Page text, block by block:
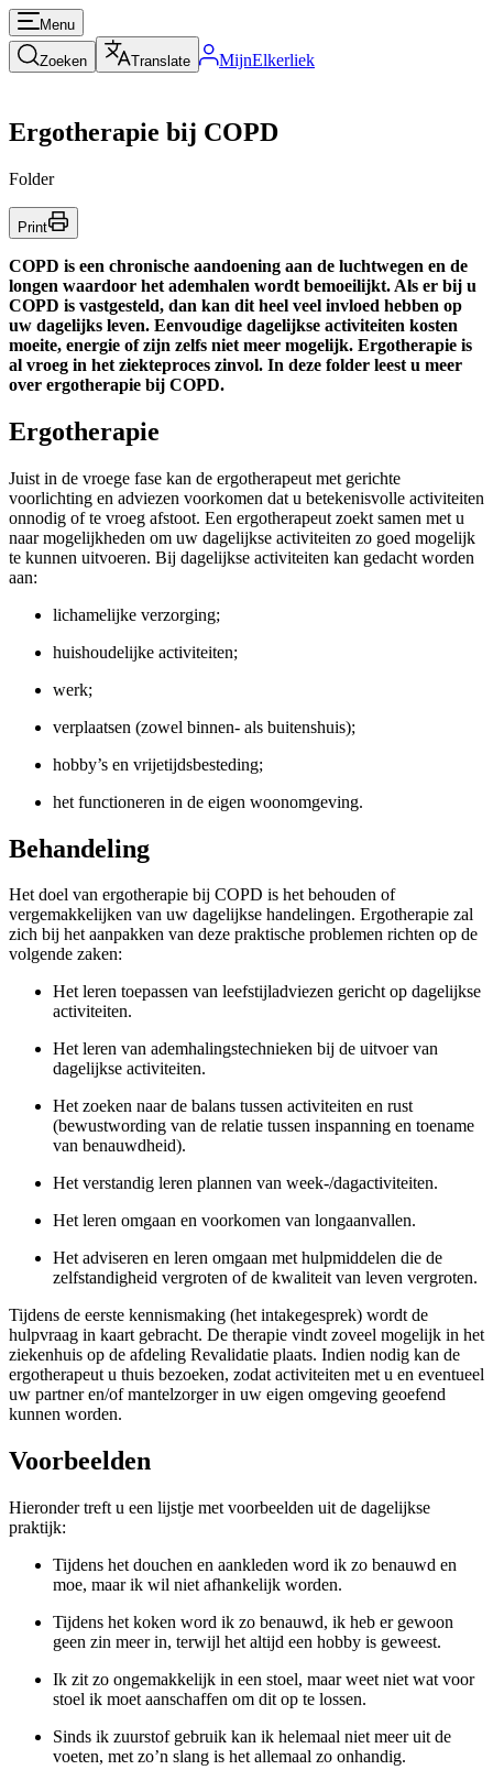
Menu
Zoeken Translate MijnElkerliek
Ergotherapie bij COPD
Folder
Print
COPD is een chronische aandoening aan de luchtwegen en de
longen waardoor het ademhalen wordt bemoeilijkt. Als er bij u
COPD is vastgesteld, dan kan dit heel veel invloed hebben op
uw dagelijks leven. Eenvoudige dagelijkse activiteiten kosten
moeite, energie of zijn zelfs niet meer mogelijk. Ergotherapie is
al vroeg in het ziekteproces zinvol. In deze folder leest u meer
over ergotherapie bij COPD.
Ergotherapie
Juist in de vroege fase kan de ergotherapeut met gerichte
voorlichting en adviezen voorkomen dat u betekenisvolle activiteiten
onnodig of te vroeg afstoot. Een ergotherapeut zoekt samen met u
naar mogelijkheden om uw dagelijkse activiteiten zo goed mogelijk
te kunnen uitvoeren. Bij dagelijkse activiteiten kan gedacht worden
aan:
lichamelijke verzorging;
huishoudelijke activiteiten;
werk;
verplaatsen (zowel binnen- als buitenshuis);
hobby’s en vrijetijdsbesteding;
het functioneren in de eigen woonomgeving.
Behandeling
Het doel van ergotherapie bij COPD is het behouden of
vergemakkelijken van uw dagelijkse handelingen. Ergotherapie zal
zich bij het aanpakken van deze praktische problemen richten op de
volgende zaken:
Het leren toepassen van leefstijladviezen gericht op dagelijkse
activiteiten.
Het leren van ademhalingstechnieken bij de uitvoer van
dagelijkse activiteiten.
Het zoeken naar de balans tussen activiteiten en rust
(bewustwording van de relatie tussen inspanning en toename
van benauwdheid).
Het verstandig leren plannen van week-/dagactiviteiten.
Het leren omgaan en voorkomen van longaanvallen.
Het adviseren en leren omgaan met hulpmiddelen die de
zelfstandigheid vergroten of de kwaliteit van leven vergroten.
Tijdens de eerste kennismaking (het intakegesprek) wordt de
hulpvraag in kaart gebracht. De therapie vindt zoveel mogelijk in het
ziekenhuis op de afdeling Revalidatie plaats. Indien nodig kan de
ergotherapeut u thuis bezoeken, zodat activiteiten met u en eventueel
uw partner en/of mantelzorger in uw eigen omgeving geoefend
kunnen worden.
Voorbeelden
Hieronder treft u een lijstje met voorbeelden uit de dagelijkse
praktijk:
Tijdens het douchen en aankleden word ik zo benauwd en
moe, maar ik wil niet afhankelijk worden.
Tijdens het koken word ik zo benauwd, ik heb er gewoon
geen zin meer in, terwijl het altijd een hobby is geweest.
Ik zit zo ongemakkelijk in een stoel, maar weet niet wat voor
stoel ik moet aanschaffen om dit op te lossen.
Sinds ik zuurstof gebruik kan ik helemaal niet meer uit de
voeten, met zo’n slang is het allemaal zo onhandig.